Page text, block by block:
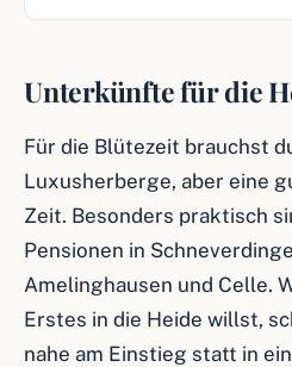
Unterkünfte für die
Für die Blütezeit brauchst
Luxusherberge, aber eine
Zeit. Besonders praktisch
Pensionen in
Amelinghausen und Celle.
Erstes in die Heide willst,
nahe am Einstieg statt in